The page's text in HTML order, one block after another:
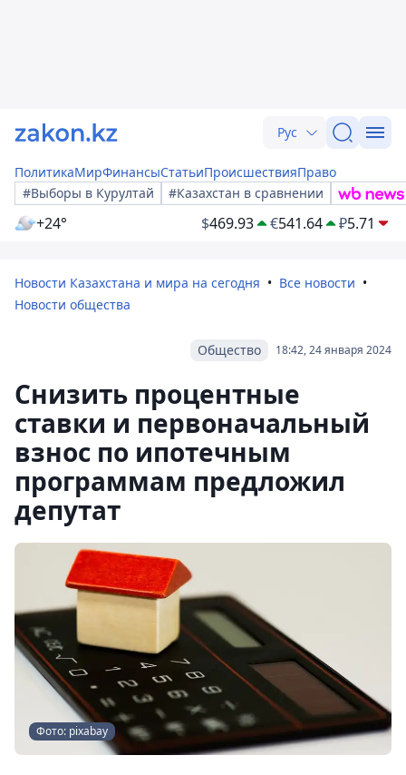
Рус
ПолитикаМирФинансыСтатьиПроисшествияПраво
#Выборы в Курултай
#Казахстан в сравнении
+24° $469.93 €541.64 ₽5.71
Новости Казахстана и мира на сегодня
Все новости
Новости общества
18:42, 24 января 2024
Общество
Снизить процентные
ставки и первоначальный
взнос по ипотечным
программам предложил
депутат
Фото: pixabay